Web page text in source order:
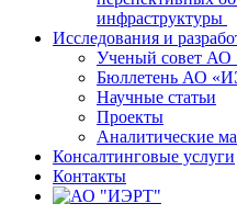
инфраструктуры
Исследования и
Ученый совет
Бюллетень АО
Научные статьи
Проекты
Аналитические
Консалтинговые услуги
Контакты